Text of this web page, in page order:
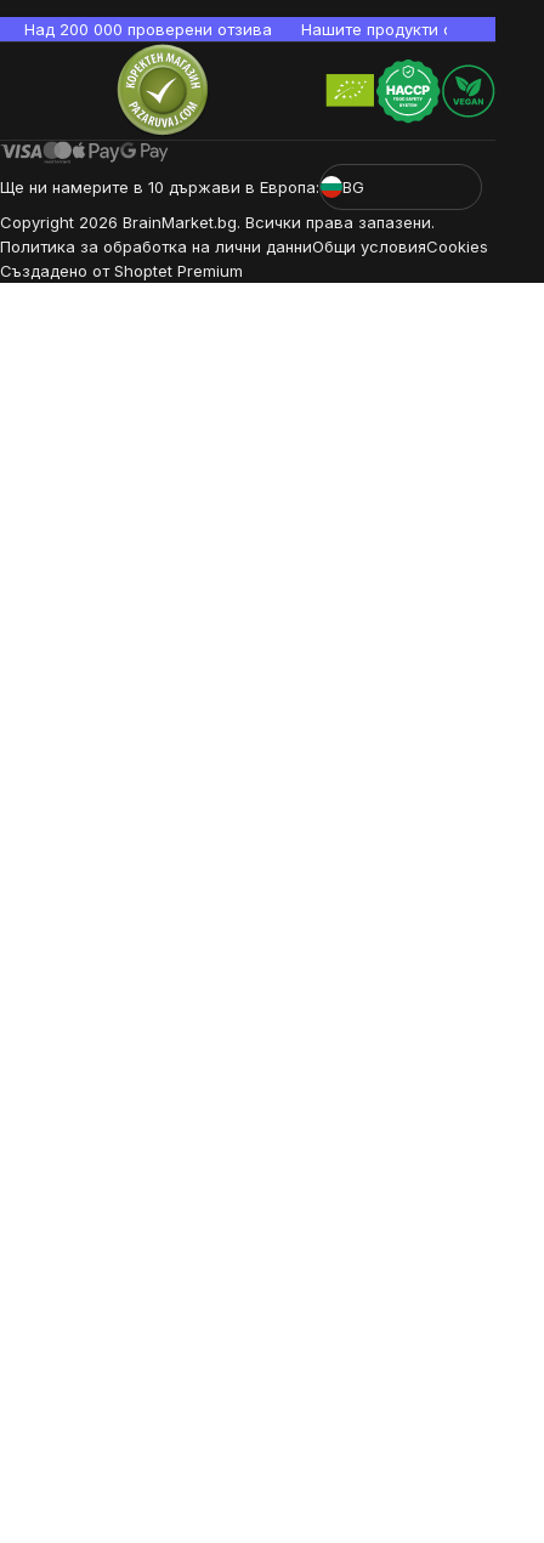
Над 200 000 проверени отзива Нашите продукти са
Ще ни намерите в 10 държави в Европа:
BG
Copyright 2026 BrainMarket.bg. Всички права запазени.
Политика за обработка на лични данниОбщи условияCookies
Създадено от Shoptet Premium